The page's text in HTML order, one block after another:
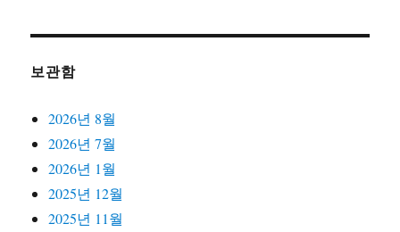
보관함
2026년 8월
2026년 7월
2026년 1월
2025년 12월
2025년 11월